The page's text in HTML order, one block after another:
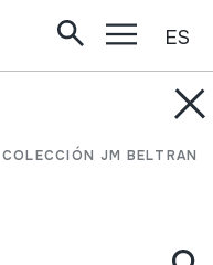
COLECCIÓN JM BELTRAN
ES